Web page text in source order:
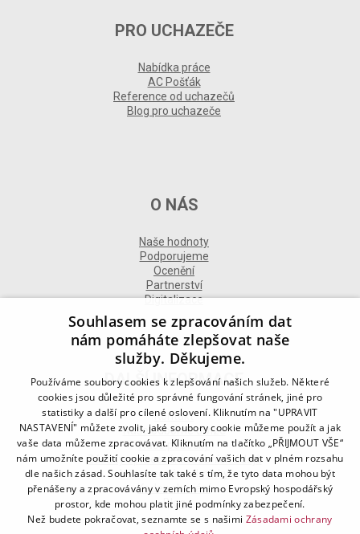
PRO UCHAZEČE
Nabídka práce
AC Pošťák
Reference od uchazečů
Blog pro uchazeče
O NÁS
Naše hodnoty
Podporujeme
Ocenění
Partnerství
Digitalizace
DALŠÍ INFORMACE
Kontakt
Naše odborné divize
Naše pobočky
Zásady zpracování osobních údajů
Všeobecné podmínky
Kodex chování
Blog
Souhlasem se zpracováním dat
nám pomáháte zlepšovat naše
služby. Děkujeme.
Používáme soubory cookies k zlepšování našich služeb. Některé
cookies jsou důležité pro správné fungování stránek, jiné pro
statistiky a další pro cílené oslovení. Kliknutím na "UPRAVIT
NASTAVENÍ" můžete zvolit, jaké soubory cookie můžeme použít a jak
vaše data můžeme zpracovávat. Kliknutím na tlačítko „PŘIJMOUT VŠE“
nám umožníte použití cookie a zpracování vašich dat v plném rozsahu
dle našich zásad. Souhlasíte tak také s tím, že tyto data mohou být
přenášeny a zpracovávány v zemích mimo Evropský hospodářský
prostor, kde mohou platit jiné podmínky zabezpečení.
Než budete pokračovat, seznamte se s našimi Zásadami ochrany